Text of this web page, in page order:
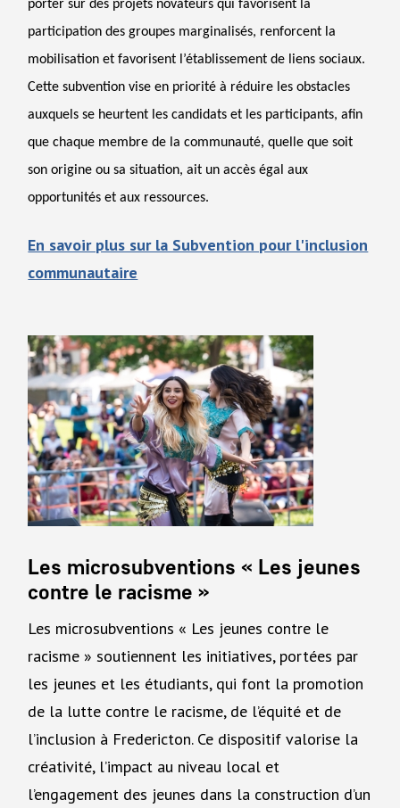
porter sur des projets novateurs qui favorisent la
participation des groupes marginalisés, renforcent la
mobilisation et favorisent l’établissement de liens sociaux.
Cette subvention vise en priorité à réduire les obstacles
auxquels se heurtent les candidats et les participants, afin
que chaque membre de la communauté, quelle que soit
son origine ou sa situation, ait un accès égal aux
opportunités et aux ressources.
En savoir plus sur la Subvention pour l'inclusion
communautaire
Les microsubventions « Les jeunes
contre le racisme »
Les microsubventions « Les jeunes contre le
racisme » soutiennent les initiatives, portées par
les jeunes et les étudiants, qui font la promotion
de la lutte contre le racisme, de l’équité et de
l’inclusion à Fredericton. Ce dispositif valorise la
créativité, l’impact au niveau local et
l’engagement des jeunes dans la construction d’un